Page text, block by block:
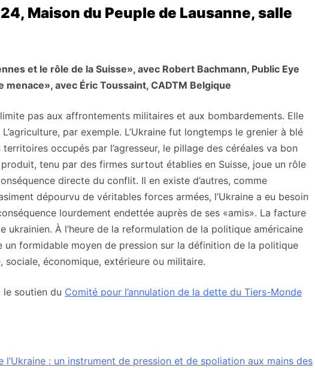
Maison du Peuple de Lausanne, salle
et le rôle de la Suisse», avec Robert Bachmann, Public Eye
menace», avec Éric Toussaint, CADTM Belgique
pas aux affrontements militaires et aux bombardements. Elle
par exemple. L’Ukraine fut longtemps le grenier à blé
territoires occupés par l’agresseur, le pillage des céréales va bon
tenu par des firmes surtout établies en Suisse, joue un rôle
directe du conflit. Il en existe d’autres, comme
dépourvu de véritables forces armées, l’Ukraine a eu besoin
lourdement endettée auprès de ses «amis». La facture
ukrainien. À l’heure de la reformulation de la politique américaine
un formidable moyen de pression sur la définition de la politique
sociale, économique, extérieure ou militaire.
le soutien du Comité pour l’annulation de la dette du Tiers-Monde
l’Ukraine : un instrument de pression et de spoliation aux mains des